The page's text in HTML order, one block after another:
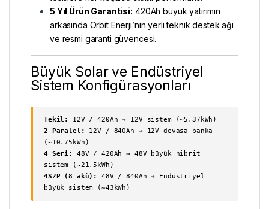
5 Yıl Ürün Garantisi: 420Ah büyük yatırımın
arkasında Orbit Enerji’nin yerli teknik destek ağı
ve resmi garanti güvencesi.
Büyük Solar ve Endüstriyel
Sistem Konfigürasyonları
Tekil:
12V / 420Ah → 12V sistem (~5.37kWh)
2 Paralel:
12V / 840Ah → 12V devasa banka
(~10.75kWh)
4 Seri:
48V / 420Ah → 48V büyük hibrit
sistem (~21.5kWh)
4S2P (8 akü):
48V / 840Ah → Endüstriyel
büyük sistem (~43kWh)